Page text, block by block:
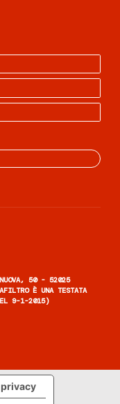
50 - 52025
È UNA TESTATA
9-1-2015)
privacy